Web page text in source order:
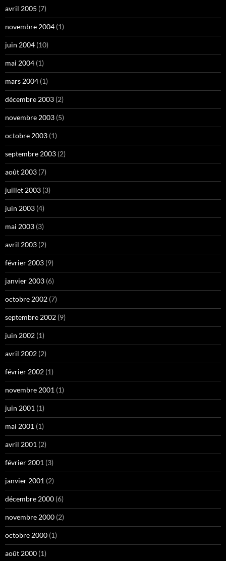
avril 2005 (7)
novembre 2004 (1)
juin 2004 (10)
mai 2004 (1)
mars 2004 (1)
décembre 2003 (2)
novembre 2003 (5)
octobre 2003 (1)
septembre 2003 (2)
août 2003 (7)
juillet 2003 (3)
juin 2003 (4)
mai 2003 (3)
avril 2003 (2)
février 2003 (9)
janvier 2003 (6)
octobre 2002 (7)
septembre 2002 (9)
juin 2002 (1)
avril 2002 (2)
février 2002 (1)
novembre 2001 (1)
juin 2001 (1)
mai 2001 (1)
avril 2001 (2)
février 2001 (3)
janvier 2001 (2)
décembre 2000 (6)
novembre 2000 (2)
octobre 2000 (1)
août 2000 (1)